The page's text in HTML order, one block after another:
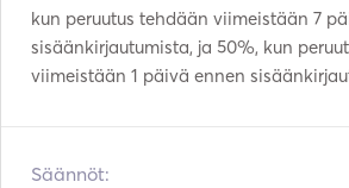
kun peruutus tehdään viimeistään 7
sisäänkirjautumista, ja 50%, kun
viimeistään 1 päivä ennen
Säännöt: